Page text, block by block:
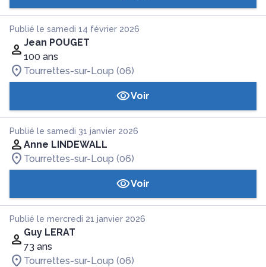
Publié le samedi 14 février 2026
Jean POUGET
100 ans
Tourrettes-sur-Loup (06)
Voir
Publié le samedi 31 janvier 2026
Anne LINDEWALL
Tourrettes-sur-Loup (06)
Voir
Publié le mercredi 21 janvier 2026
Guy LERAT
73 ans
Tourrettes-sur-Loup (06)